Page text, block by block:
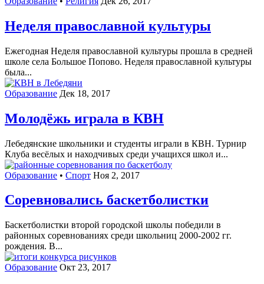
Неделя православной культуры
Ежегодная Неделя православной культуры прошла в средней
школе села Большое Попово. Неделя православной культуры
была...
Образование Дек 18, 2017
Молодёжь играла в КВН
Лебедянские школьники и студенты играли в КВН. Турнир
Клуба весёлых и находчивых среди учащихся школ и...
Образование • Спорт Ноя 2, 2017
Соревновались баскетболистки
Баскетболистки второй городской школы победили в
районных соревнованиях среди школьниц 2000-2002 гг.
рождения. В...
Образование Окт 23, 2017